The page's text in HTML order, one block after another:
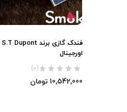
اورجینال
(0)
10,542,000 تومان